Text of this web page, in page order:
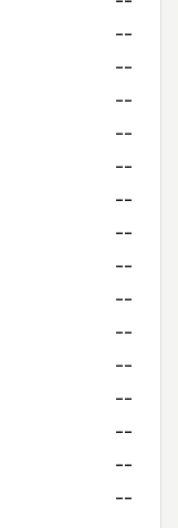
--
--
--
--
--
--
--
--
--
--
--
--
--
--
--